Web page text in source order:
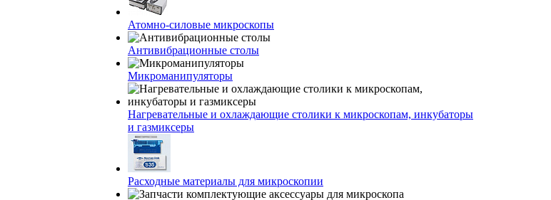
Атомно-силовые микроскопы
Антивибрационные столы
Микроманипуляторы
Нагревательные и охлаждающие столики к микроскопам, инкубаторы
и газмиксеры
Расходные материалы для микроскопии